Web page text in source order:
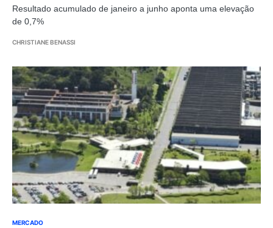
Resultado acumulado de janeiro a junho aponta uma elevação
de 0,7%
CHRISTIANE BENASSI
MERCADO